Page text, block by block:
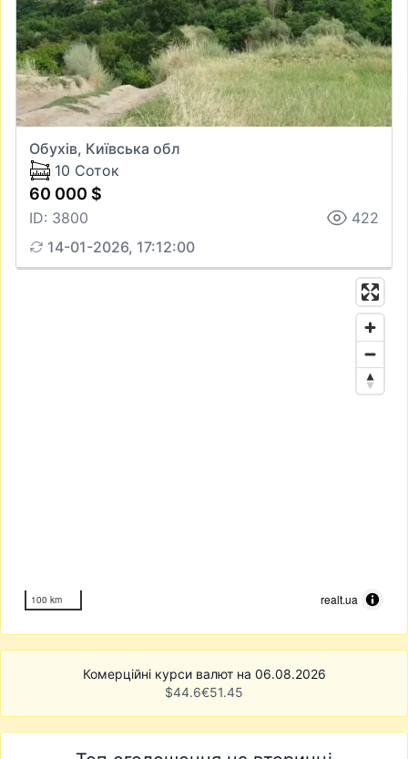
Обухів, Київська обл
10 Соток
60 000 $
ID: 3800
422
14-01-2026, 17:12:00
100 km realt.ua
Комерційні курси валют на 06.08.2026
$44.6€51.45